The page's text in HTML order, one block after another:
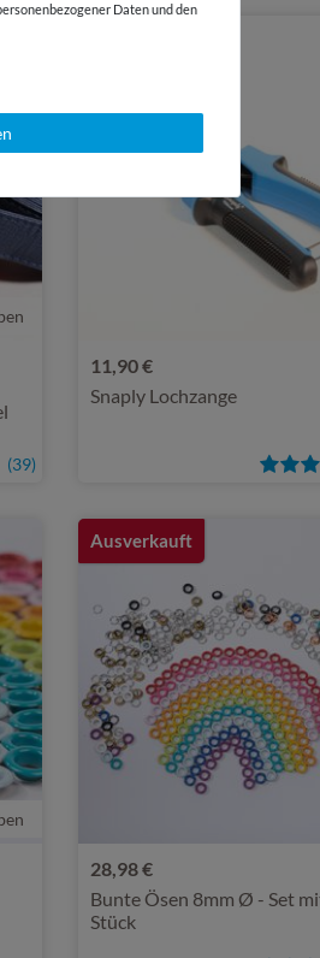
(39)
11,90 €
Snaply Lochzange
Ausverkauft
28,98 €
Bunte Ösen 8mm Ø - Set
Stück
Daten und den